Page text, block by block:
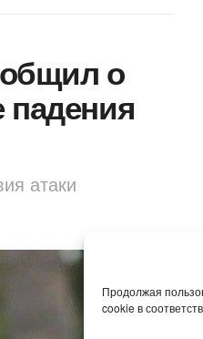
Продолжая
cookie в
о
атаки